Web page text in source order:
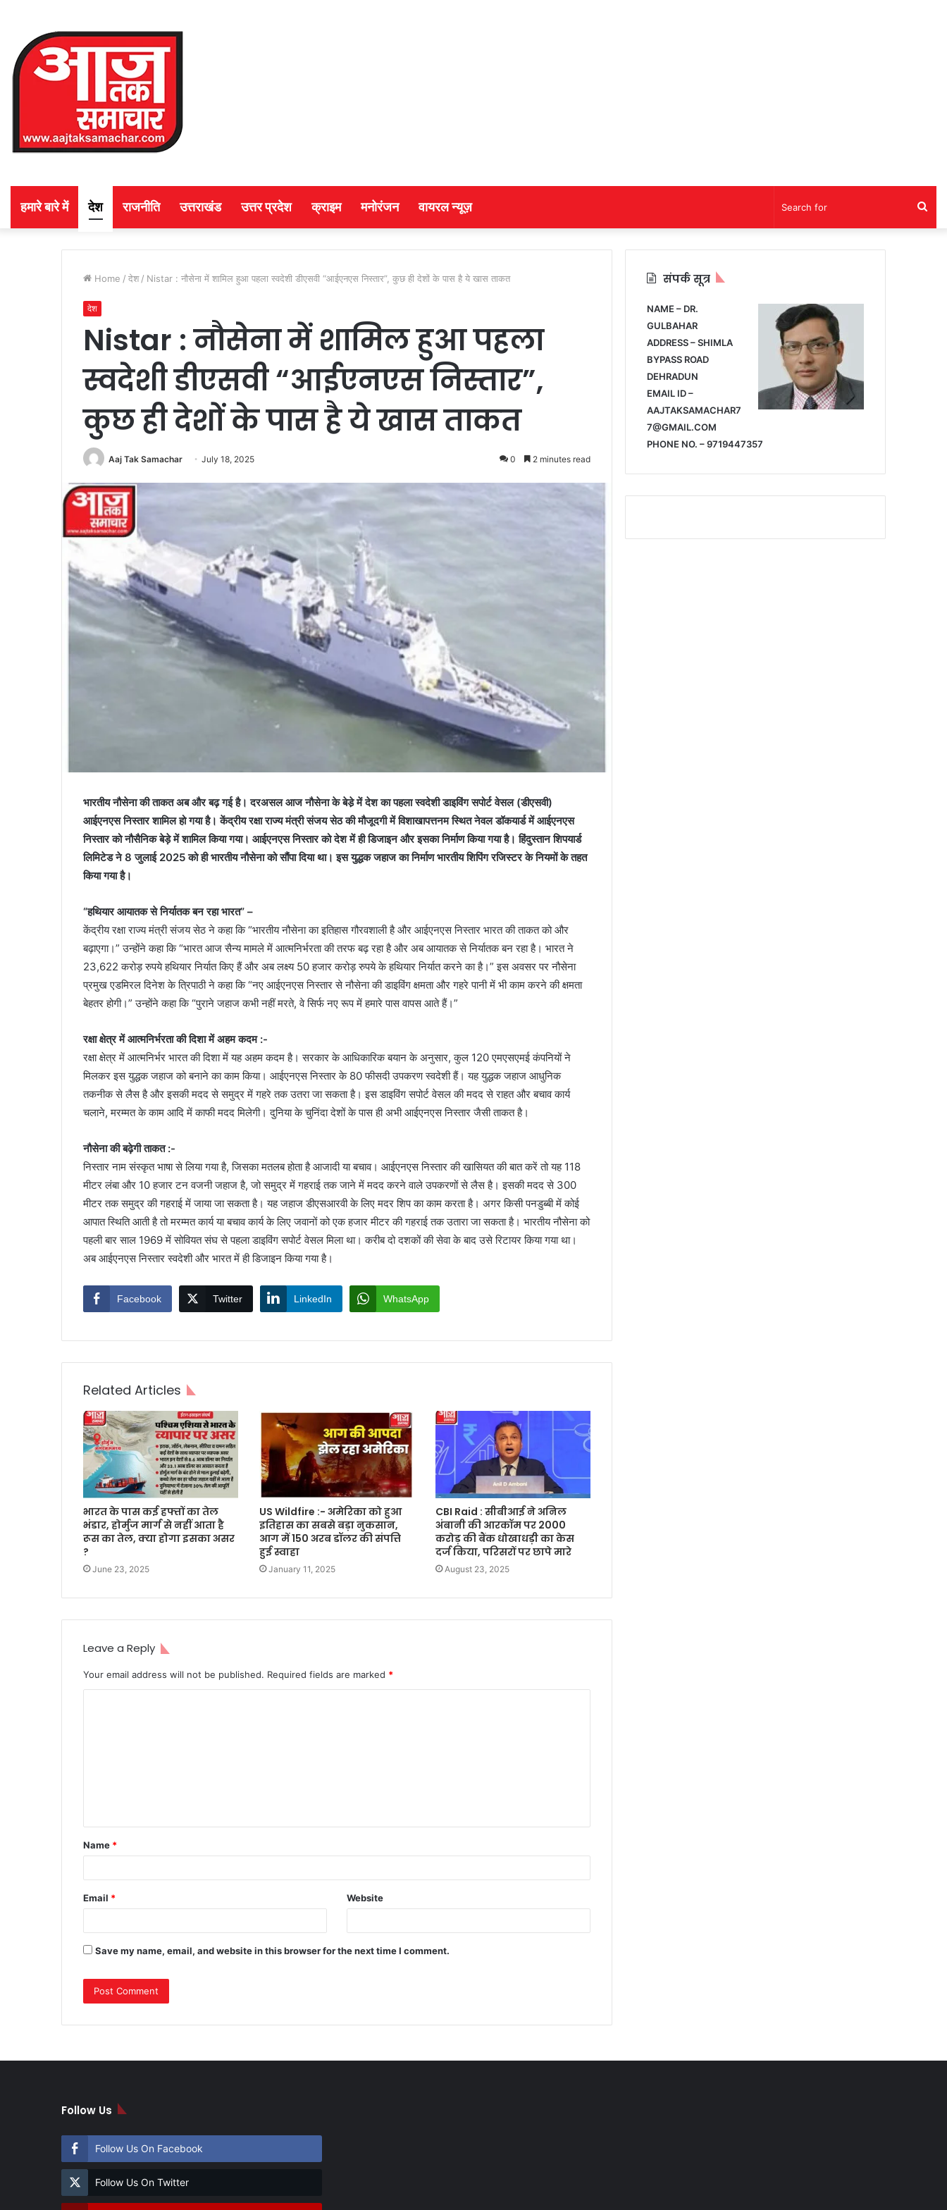
हमारे बारे में देश राजनीति उत्तराखंड उत्तर प्रदेश क्राइम मनोरंजन वायरल न्यूज़
Home / देश / Nistar : नौसेना में शामिल हुआ पहला स्वदेशी डीएसवी “आईएनएस निस्तार”, कुछ ही देशों के पास है ये खास ताकत
देश
Nistar : नौसेना में शामिल हुआ पहला
स्वदेशी डीएसवी “आईएनएस निस्तार”,
कुछ ही देशों के पास है ये खास ताकत
Aaj Tak Samachar July 18, 2025 0 2 minutes read
भारतीय नौसेना की ताकत अब और बढ़ गई है। दरअसल आज नौसेना के बेडे़ में देश का पहला स्वदेशी डाइविंग सपोर्ट वेसल (डीएसवी)
आईएनएस निस्तार शामिल हो गया है। केंद्रीय रक्षा राज्य मंत्री संजय सेठ की मौजूदगी में विशाखापत्तनम स्थित नेवल डॉकयार्ड में आईएनएस
निस्तार को नौसैनिक बेड़े में शामिल किया गया। आईएनएस निस्तार को देश में ही डिजाइन और इसका निर्माण किया गया है। हिंदुस्तान शिपयार्ड
लिमिटेड ने 8 जुलाई 2025 को ही भारतीय नौसेना को सौंपा दिया था। इस युद्धक जहाज का निर्माण भारतीय शिपिंग रजिस्टर के नियमों के तहत
किया गया है।
“हथियार आयातक से निर्यातक बन रहा भारत” –
केंद्रीय रक्षा राज्य मंत्री संजय सेठ ने कहा कि “भारतीय नौसेना का इतिहास गौरवशाली है और आईएनएस निस्तार भारत की ताकत को और
बढ़ाएगा।” उन्होंने कहा कि “भारत आज सैन्य मामले में आत्मनिर्भरता की तरफ बढ़ रहा है और अब आयातक से निर्यातक बन रहा है। भारत ने
23,622 करोड़ रुपये हथियार निर्यात किए हैं और अब लक्ष्य 50 हजार करोड़ रुपये के हथियार निर्यात करने का है।” इस अवसर पर नौसेना
प्रमुख एडमिरल दिनेश के त्रिपाठी ने कहा कि “नए आईएनएस निस्तार से नौसेना की डाइविंग क्षमता और गहरे पानी में भी काम करने की क्षमता
बेहतर होगी।” उन्होंने कहा कि “पुराने जहाज कभी नहीं मरते, वे सिर्फ नए रूप में हमारे पास वापस आते हैं।”
रक्षा क्षेत्र में आत्मनिर्भरता की दिशा में अहम कदम :-
रक्षा क्षेत्र में आत्मनिर्भर भारत की दिशा में यह अहम कदम है। सरकार के आधिकारिक बयान के अनुसार, कुल 120 एमएसएमई कंपनियों ने
मिलकर इस युद्धक जहाज को बनाने का काम किया। आईएनएस निस्तार के 80 फीसदी उपकरण स्वदेशी हैं। यह युद्धक जहाज आधुनिक
तकनीक से लैस है और इसकी मदद से समुद्र में गहरे तक उतरा जा सकता है। इस डाइविंग सपोर्ट वेसल की मदद से राहत और बचाव कार्य
चलाने, मरम्मत के काम आदि में काफी मदद मिलेगी। दुनिया के चुनिंदा देशों के पास ही अभी आईएनएस निस्तार जैसी ताकत है।
नौसेना की बढ़ेगी ताकत :-
निस्तार नाम संस्कृत भाषा से लिया गया है, जिसका मतलब होता है आजादी या बचाव। आईएनएस निस्तार की खासियत की बात करें तो यह 118
मीटर लंबा और 10 हजार टन वजनी जहाज है, जो समुद्र में गहराई तक जाने में मदद करने वाले उपकरणों से लैस है। इसकी मदद से 300
मीटर तक समुद्र की गहराई में जाया जा सकता है। यह जहाज डीएसआरवी के लिए मदर शिप का काम करता है। अगर किसी पनडुब्बी में कोई
आपात स्थिति आती है तो मरम्मत कार्य या बचाव कार्य के लिए जवानों को एक हजार मीटर की गहराई तक उतारा जा सकता है। भारतीय नौसेना को
पहली बार साल 1969 में सोवियत संघ से पहला डाइविंग सपोर्ट वेसल मिला था। करीब दो दशकों की सेवा के बाद उसे रिटायर किया गया था।
अब आईएनएस निस्तार स्वदेशी और भारत में ही डिजाइन किया गया है।
Facebook Twitter LinkedIn WhatsApp
Related Articles
भारत के पास कई हफ्तों का तेल
भंडार, होर्मुज मार्ग से नहीं आता है
रूस का तेल, क्या होगा इसका असर
?
June 23, 2025
US Wildfire :- अमेरिका को हुआ
इतिहास का सबसे बड़ा नुकसान,
आग में 150 अरब डॉलर की संपत्ति
हुई स्वाहा
January 11, 2025
CBI Raid : सीबीआई ने अनिल
अंबानी की आरकॉम पर 2000
करोड़ की बैंक धोखाधड़ी का केस
दर्ज किया, परिसरों पर छापे मारे
August 23, 2025
Leave a Reply
Your email address will not be published. Required fields are marked *
t
*
Name *
Email * Website
Save my name, email, and website in this browser for the next time I comment.
संपर्क सूत्र
NAME – DR.
GULBAHAR
ADDRESS – SHIMLA
BYPASS ROAD
DEHRADUN
EMAIL ID –
AAJTAKSAMACHAR7
7@GMAIL.COM
PHONE NO. – 9719447357
Follow Us
Follow Us On Facebook
Follow Us On Twitter